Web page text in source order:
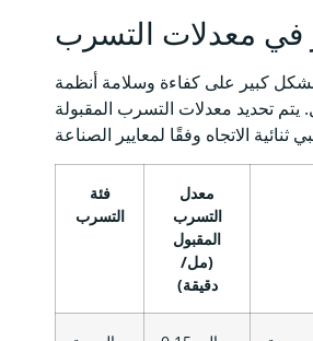
في معدلات التسرب
كبير على كفاءة وسلامة أنظمة
يتم تحديد معدلات التسرب المقبولة
فئة
التسرب
معدل
التسرب
المقبول
(مل/
دقيقة)